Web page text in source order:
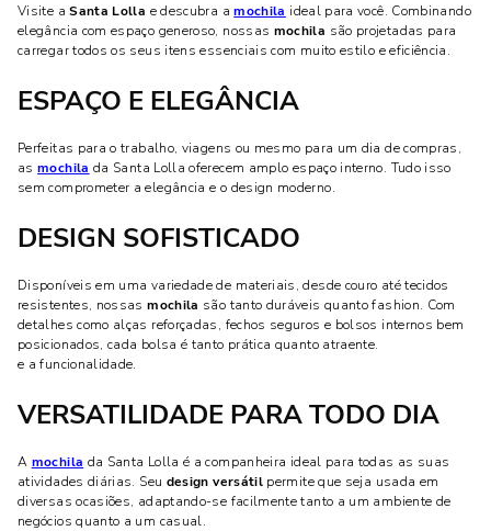
Visite aSanta Lolla e descubra amochila ideal para você. Combinando
elegância com espaço generoso, nossas mochila são projetadas para
carregar todos os seus itens essenciais com muito estilo e eficiência.
ESPAÇO E ELEGÂNCIA
Perfeitas para o trabalho, viagens ou mesmo para um dia de compras,
asmochila da Santa Lolla oferecem amplo espaço interno. Tudo isso
sem comprometer a elegância e o design moderno.
DESIGN SOFISTICADO
Disponíveis em uma variedade de materiais, desde couro até tecidos
resistentes, nossasmochila são tanto duráveis quanto fashion. Com
detalhes como alças reforçadas, fechos seguros e bolsos internos bem
posicionados, cada bolsa é tanto prática quanto atraente.
e a funcionalidade.
VERSATILIDADE PARA TODO DIA
A mochila da Santa Lolla é a companheira ideal para todas as suas
atividades diárias. Seu design versátil permite que seja usada em
diversas ocasiões, adaptando-se facilmente tanto a um ambiente de
negócios quanto a um casual.